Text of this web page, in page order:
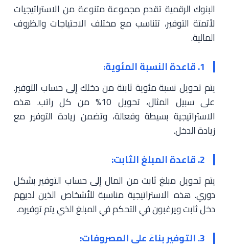
البنوك الرقمية تقدم مجموعة متنوعة من الاستراتيجيات
لأتمتة التوفير، تتناسب مع مختلف الاحتياجات والظروف
المالية.
1. قاعدة النسبة المئوية:
يتم تحويل نسبة مئوية ثابتة من دخلك إلى حساب التوفير.
على سبيل المثال، تحويل 10% من كل راتب. هذه
الاستراتيجية بسيطة وفعالة، وتضمن زيادة التوفير مع
زيادة الدخل.
2. قاعدة المبلغ الثابت:
يتم تحويل مبلغ ثابت من المال إلى حساب التوفير بشكل
دوري. هذه الاستراتيجية مناسبة للأشخاص الذين لديهم
دخل ثابت ويرغبون في التحكم في المبلغ الذي يتم توفيره.
3. التوفير بناءً على المصروفات: